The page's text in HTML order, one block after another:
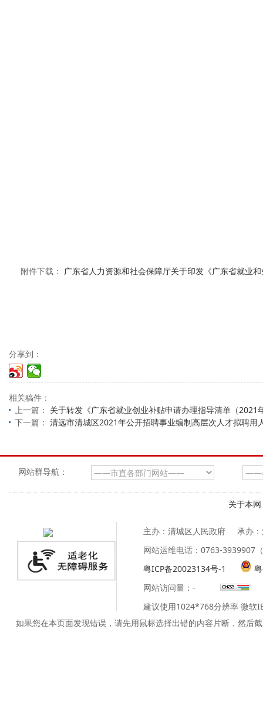
附件下载： 广东省人力资源和社会保障厅关于印发《广东省就业
分享到：
相关稿件：
上一篇： 关于转发《广东省就业创业补贴申请办理指导清单（2021
下一篇： 清远市清城区2021年公开招聘事业编制高层次人才拟聘用
网站群导航：
关于本网
主办：清城区人民政府
承办
网站运维电话：0763-3939907
粤ICP备20023134号-1
网站访问量： -
建议使用1024*768分辨率 微软
如果您在本页面发现错误，请先用鼠标选择出错的内容片断，然后